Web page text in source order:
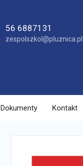
56 6887131
zespolszkol@pluznica.pl
Dokumenty Kontakt